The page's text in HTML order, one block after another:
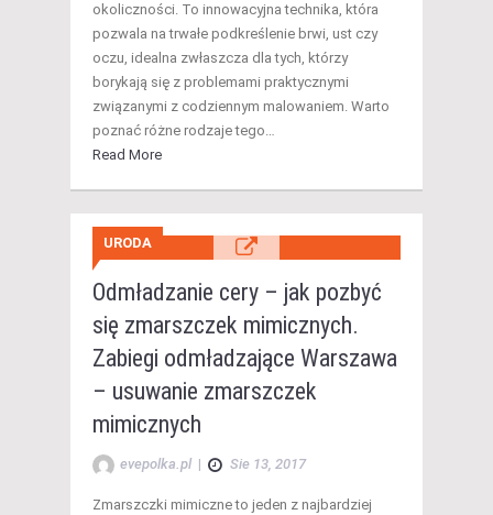
okoliczności. To innowacyjna technika, która
pozwala na trwałe podkreślenie brwi, ust czy
oczu, idealna zwłaszcza dla tych, którzy
borykają się z problemami praktycznymi
związanymi z codziennym malowaniem. Warto
poznać różne rodzaje tego…
Read More
URODA
Odmładzanie cery – jak pozbyć
się zmarszczek mimicznych.
Zabiegi odmładzające Warszawa
– usuwanie zmarszczek
mimicznych
evepolka.pl | Sie 13, 2017
Zmarszczki mimiczne to jeden z najbardziej